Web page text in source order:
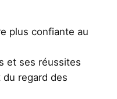
plus confiante au
et ses réussites
du regard des